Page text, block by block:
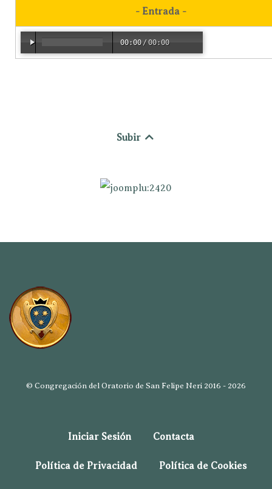
- Entrada -
00:00 /00:00
Subir
© Congregación del Oratorio de San Felipe Neri 2016 - 2026
Iniciar Sesión Contacta
Política de Privacidad Política de Cookies